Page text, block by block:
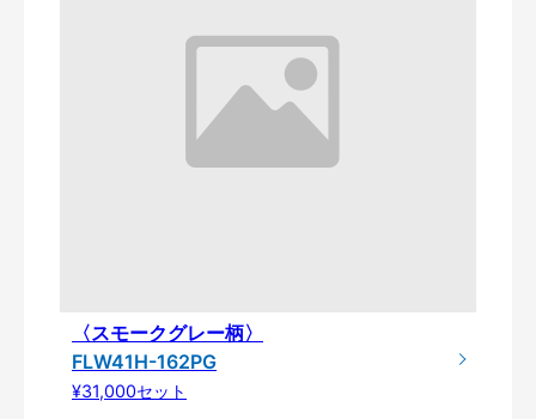
〈スモークグレー柄〉
FLW41H-162PG
¥31,000セット